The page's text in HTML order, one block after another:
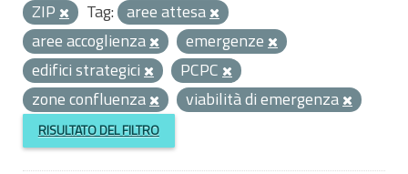
ZIP
Tag: aree attesa
aree accoglienza
emergenze
edifici strategici
PCPC
zone confluenza
viabilità di emergenza
RISULTATO DEL FILTRO